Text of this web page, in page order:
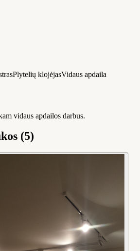
Plytelių klojėjasVidaus apdaila
vidaus apdailos darbus.
(5)